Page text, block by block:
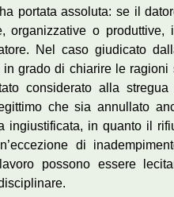
portata assoluta: se il
organizzative o
Nel caso giudicato
grado di chiarire le ragioni
considerato alla stregua
che sia annullato
ingiustificata, in quanto il
di
possono essere